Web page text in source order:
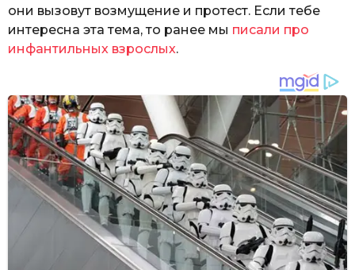
они вызовут возмущение и протест. Если тебе
интересна эта тема, то ранее мы писали про
инфантильных взрослых.